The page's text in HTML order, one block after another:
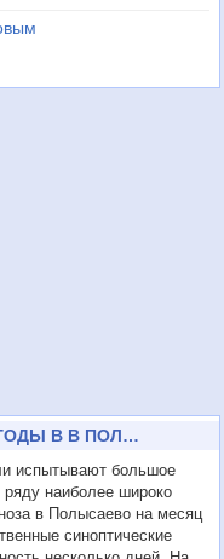
О ДОЛГОСРОЧНОМ ПРОГНОЗЕ ПОГОДЫ В В ПОЛЫСАЕВО НА МЕСЯЦ
испытывают большое
ряду наиболее широко
в Полысаево на месяц
синоптические